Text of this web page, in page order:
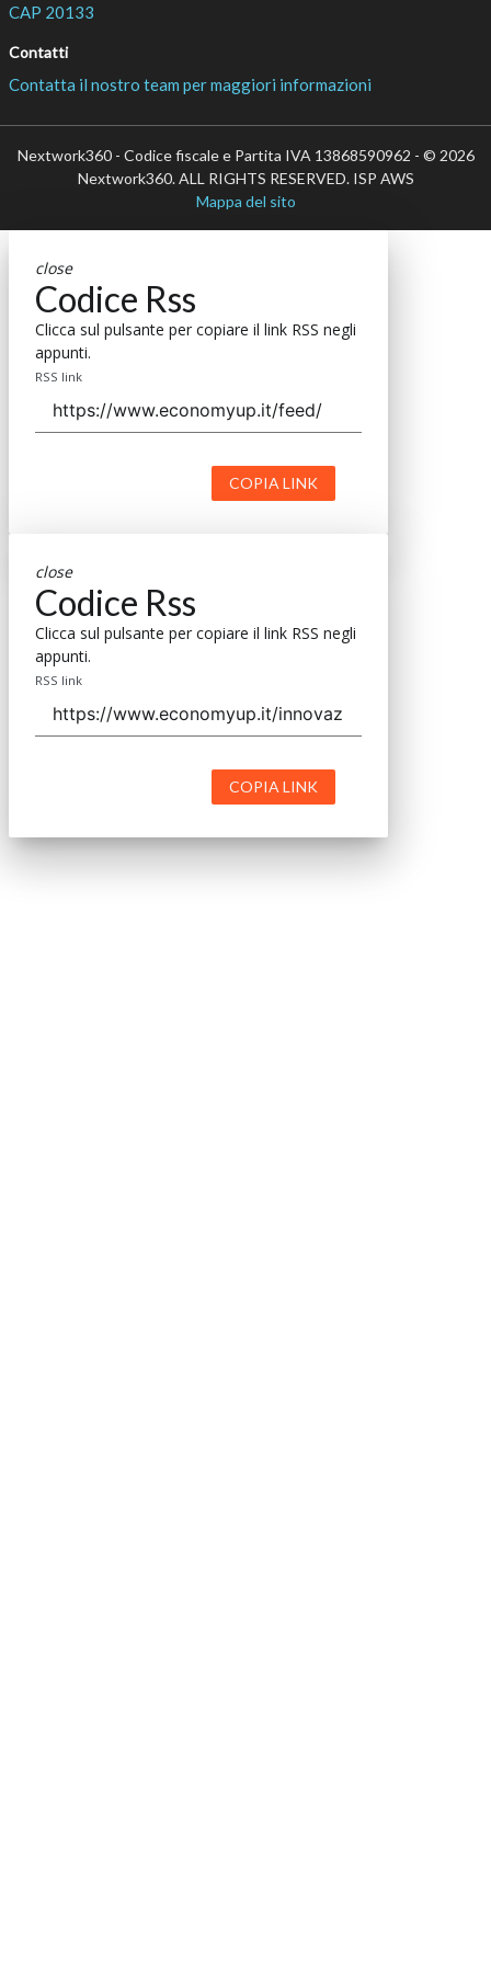
CAP 20133
Contatti
Contatta il nostro team per maggiori informazioni
Nextwork360 - Codice fiscale e Partita IVA 13868590962 - © 2026
Nextwork360. ALL RIGHTS RESERVED. ISP AWS
Mappa del sito
close
Codice Rss
Clicca sul pulsante per copiare il link RSS negli
appunti.
RSS link
COPIA LINK
close
Codice Rss
Clicca sul pulsante per copiare il link RSS negli
appunti.
RSS link
COPIA LINK